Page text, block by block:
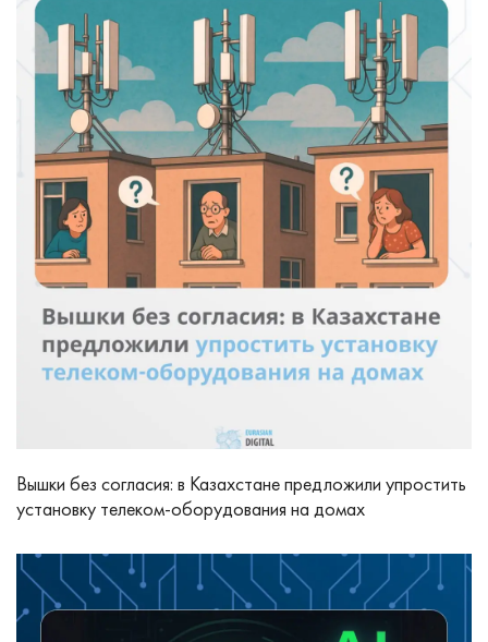
Вышки без согласия: в Казахстане предложили упростить
установку телеком-оборудования на домах